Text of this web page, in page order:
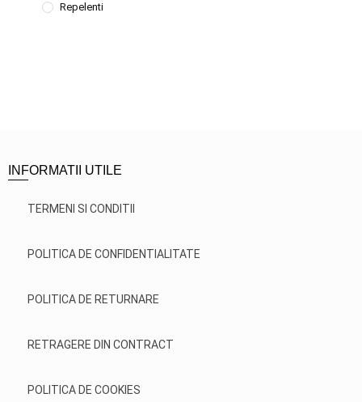
Repelenti
INFORMATII UTILE
TERMENI SI CONDITII
POLITICA DE CONFIDENTIALITATE
POLITICA DE RETURNARE
RETRAGERE DIN CONTRACT
POLITICA DE COOKIES